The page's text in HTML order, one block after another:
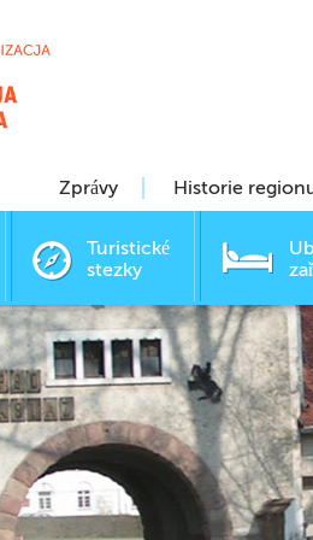
Zprávy Historie
Turistické
stezky